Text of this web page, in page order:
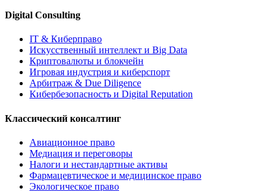
Digital Consulting
IT & Киберправо
Искусственный интеллект и Big Data
Криптовалюты и блокчейн
Игровая индустрия и киберспорт
Арбитраж & Due Diligence
Кибербезопасность и Digital Reputation
Классический консалтинг
Авиационное право
Медиация и переговоры
Налоги и нестандартные активы
Фармацевтическое и медицинское право
Экологическое право